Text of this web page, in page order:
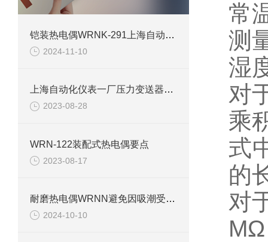
铠装热电偶WRNK-291上海自动化仪表三厂
2024-11-10
上海自动化仪表一厂压力变送器技术参数
2023-08-28
WRN-122装配式热电偶要点
2023-08-17
耐磨热电偶WRNN避免因吸潮受到影响的方法
2024-10-10
常
测
湿
对
乘
式
的
对
MΩ